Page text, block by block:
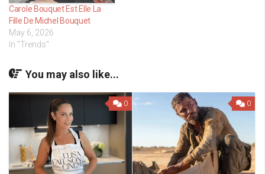
Carole Bouquet Est Elle La
Fille De Michel Bouquet
May 6, 2026
In "Trends"
You may also like...
0 0